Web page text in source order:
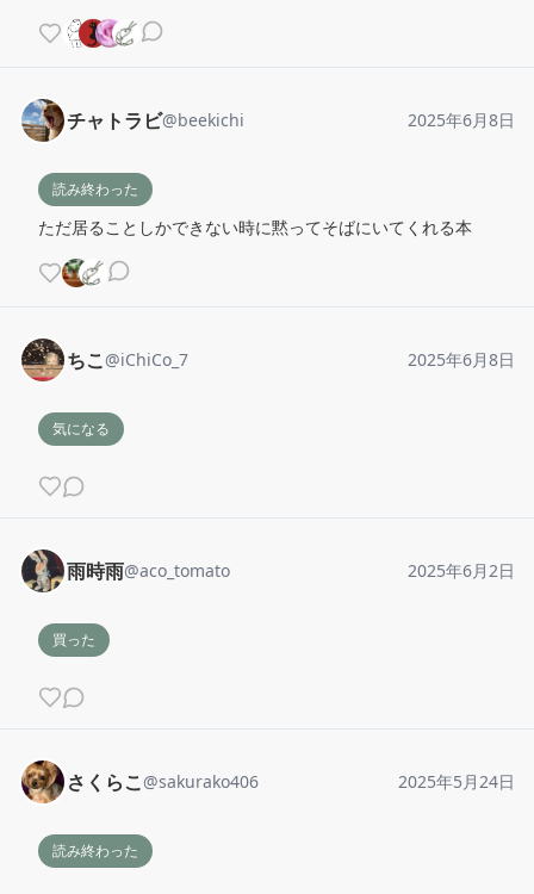
チャトラビ@beekichi 2025年6月8日
読み終わった
ただ居ることしかできない時に黙ってそばにいてくれる本
ちこ@iChiCo_7 2025年6月8日
気になる
雨時雨@aco_tomato 2025年6月2日
買った
さくらこ@sakurako406 2025年5月24日
読み終わった